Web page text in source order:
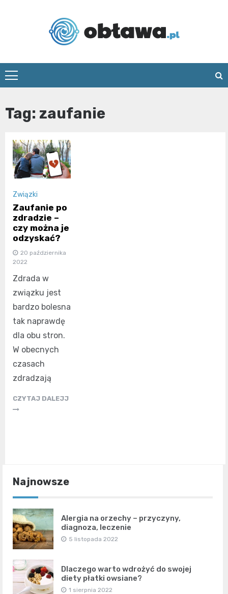
Oblawa.pl
Tag: zaufanie
Związki
Zaufanie po
zdradzie –
czy można je
odzyskać?
20 października
2022
Zdrada w
związku jest
bardzo bolesna
tak naprawdę
dla obu stron.
W obecnych
czasach
zdradzają
CZYTAJ DALEJJ
Najnowsze
Alergia na orzechy – przyczyny,
diagnoza, leczenie
5 listopada 2022
Dlaczego warto wdrożyć do swojej
diety płatki owsiane?
1 sierpnia 2022